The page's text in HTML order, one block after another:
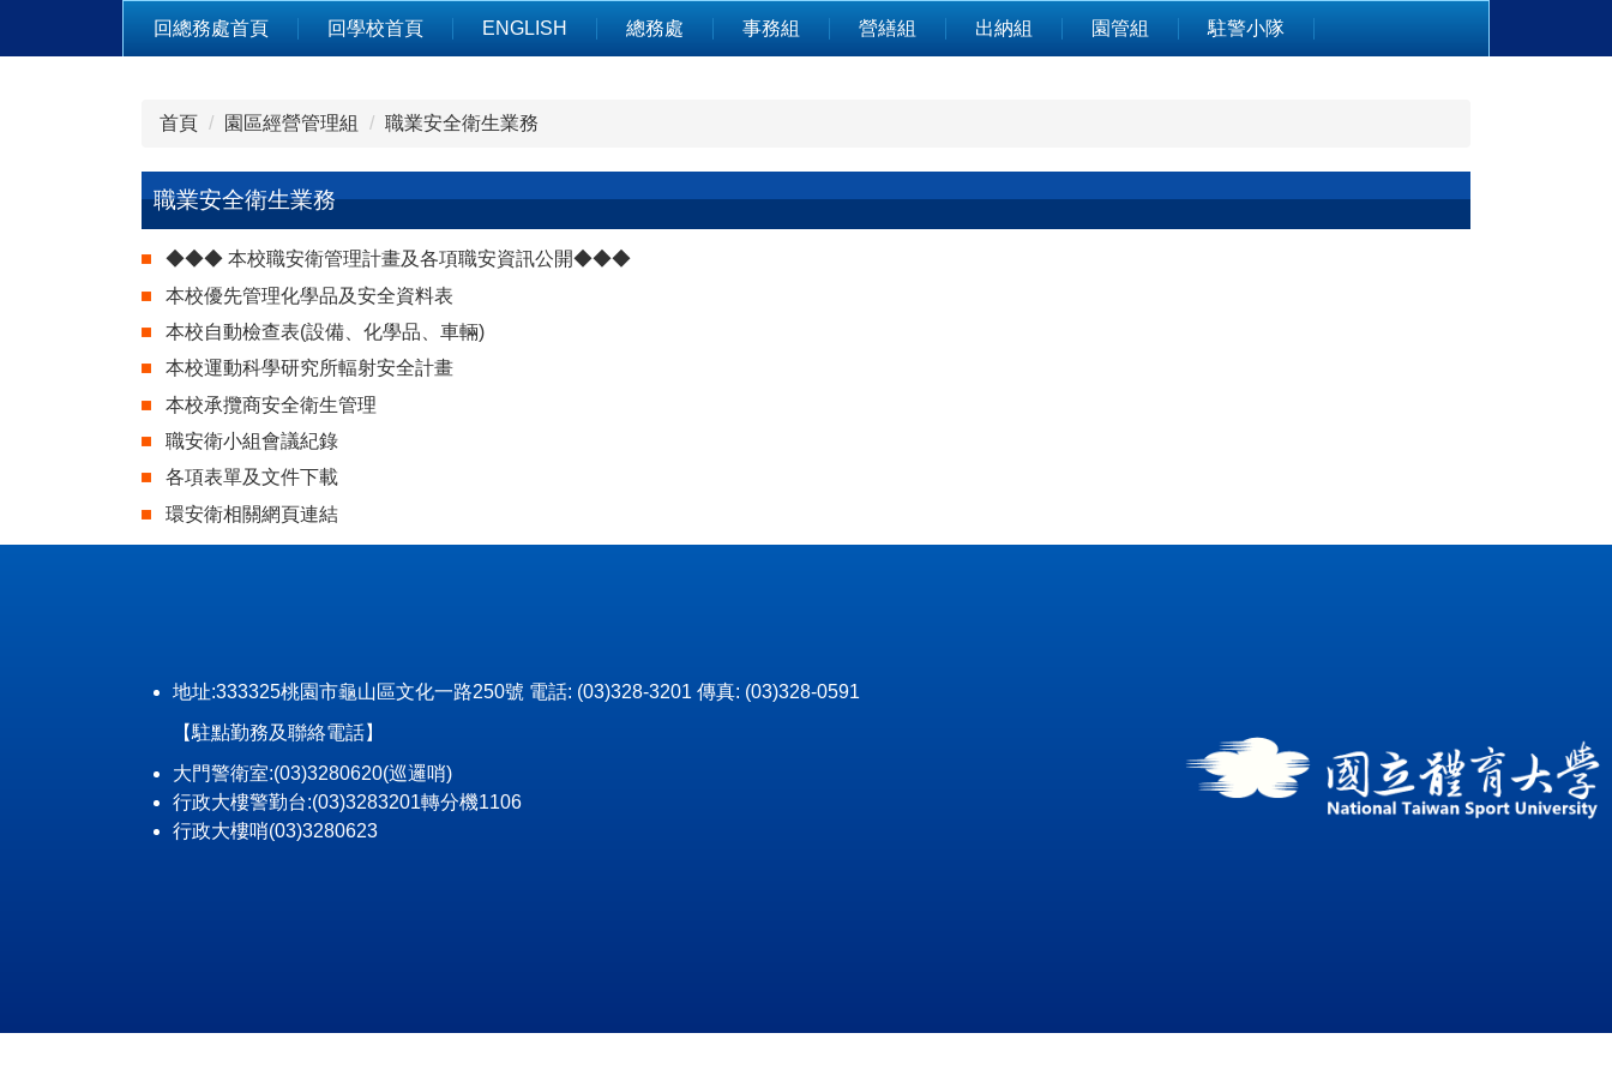
回總務處首頁 回學校首頁 ENGLISH 總務處 事務組 營繕組 出納組 園管組 駐警小隊
首頁 園區經營管理組 職業安全衛生業務
職業安全衛生業務
◆◆◆ 本校職安衛管理計畫及各項職安資訊公開◆◆◆
本校優先管理化學品及安全資料表
本校自動檢查表(設備、化學品、車輛)
本校運動科學研究所輻射安全計畫
本校承攬商安全衛生管理
職安衛小組會議紀錄
各項表單及文件下載
環安衛相關網頁連結
地址:333325桃園市龜山區文化一路250號 電話: (03)328-3201 傳真: (03)328-0591
【駐點勤務及聯絡電話】
大門警衛室:(03)3280620(巡邏哨)
行政大樓警勤台:(03)3283201轉分機1106
行政大樓哨(03)3280623